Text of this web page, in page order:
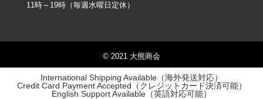
11時～19時（毎週水曜日定休）
© 2021 大熊商会
International Shipping Available（海外発送対応）
Credit Card Payment Accepted（クレジットカード決済可能）
English Support Available（英語対応可能）